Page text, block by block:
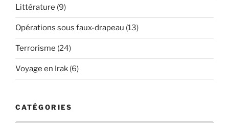
Littérature (9)
Opérations sous faux-drapeau (13)
Terrorisme (24)
Voyage en Irak (6)
CATÉGORIES